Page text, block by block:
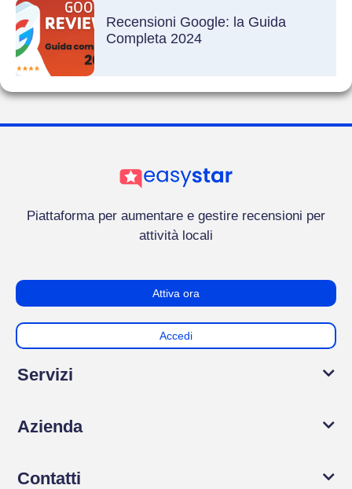
Recensioni Google: la Guida
Completa 2024
Piattaforma per aumentare e gestire recensioni per
attività locali
Attiva ora
Accedi
Servizi
Azienda
Contatti